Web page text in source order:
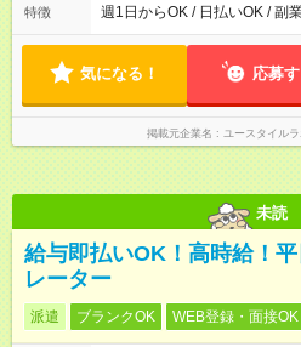
1時間）ご利用者様により、
特徴 週1日からOK / 日払いOK / 副
気になる！ 応募
掲載元企業名 ユースタイル
未読
給与即払いOK！高時給！
レーター
派遣 ブランクOK WEB登録・面接OK